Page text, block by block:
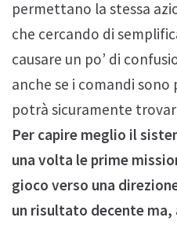
permettano la stessa
che cercando di
causare un po’ di
anche se i comandi
potrà sicuramente
Per capire meglio il
una volta le prime
gioco verso una
un risultato decente ma,